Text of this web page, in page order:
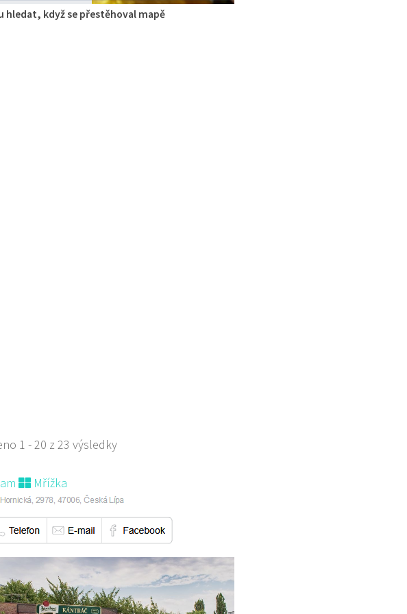
hledat, když se přestěhoval mapě
1 - 20 z 23 výsledky
Mřížka